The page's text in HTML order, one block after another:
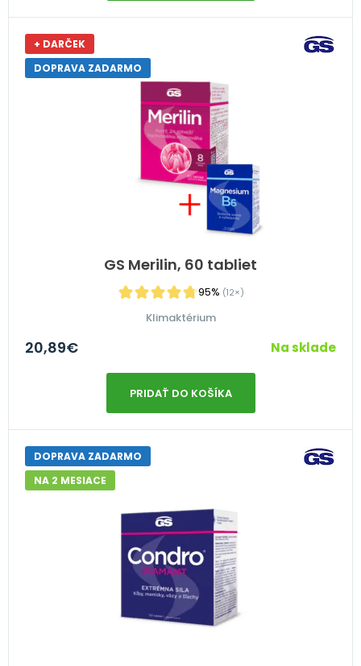
GS Merilin, 60 tabliet
95% (12×)
+ DARČEK
DOPRAVA ZADARMO
Klimaktérium
20,89€ Na sklade
PRIDAŤ DO KOŠÍKA
DOPRAVA ZADARMO
NA 2 MESIACE